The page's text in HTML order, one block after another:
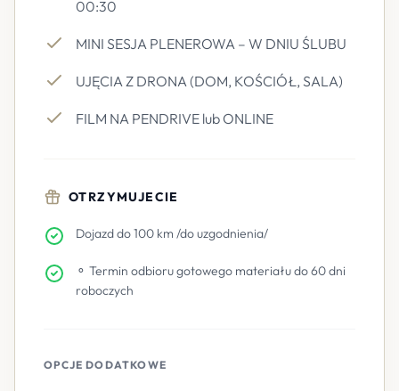
00:30
MINI SESJA PLENEROWA – W DNIU ŚLUBU
UJĘCIA Z DRONA (DOM, KOŚCIÓŁ, SALA)
FILM NA PENDRIVE lub ONLINE
OTRZYMUJECIE
Dojazd do 100 km /do uzgodnienia/
⚬ Termin odbioru gotowego materiału do 60 dni
roboczych
OPCJE DODATKOWE